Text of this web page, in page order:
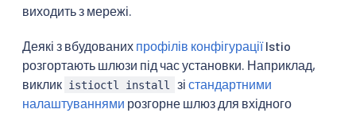
виходить з мережі.
Деякі з вбудованих профілів конфігураціїIstio
розгортають шлюзи під час установки. Наприклад,
виклик istioctl install зі стандартними
налаштуваннями розгорне шлюз для вхідного